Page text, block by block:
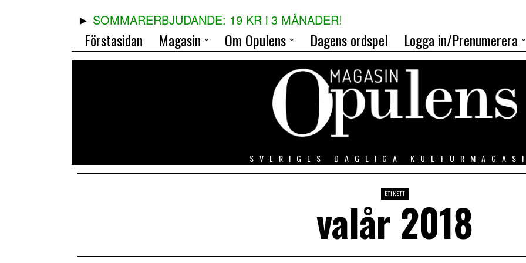
SOMMARERBJUDANDE: 19 KR i 3 MÅNADER!
Förstasidan Magasin Om Opulens Dagens ordspel Logga in/Prenumerera
SVERIGES DAGLIGA
ETIKETT
valår 2018